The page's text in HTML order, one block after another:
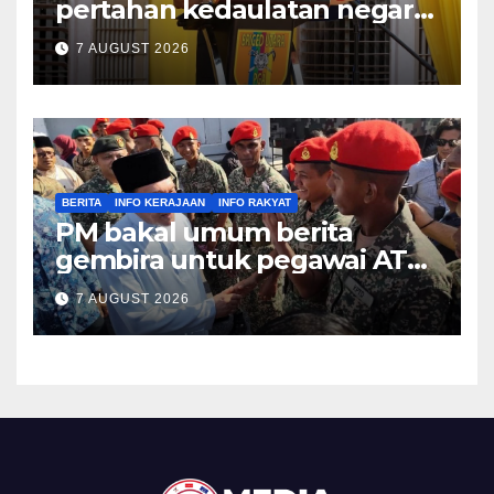
pertahan kedaulatan negara
– KPN
7 AUGUST 2026
BERITA INFO KERAJAAN INFO RAKYAT
PM bakal umum berita
gembira untuk pegawai ATM,
PDRM pada Malam Ambang
Merdeka
7 AUGUST 2026